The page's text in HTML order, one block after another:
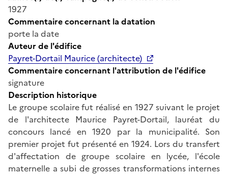
1927
Commentaire concernant la datation
porte la date
Auteur de l'édifice
Payret-Dortail Maurice (architecte)
Commentaire concernant l'attribution de l'édifice
signature
Description historique
Le groupe scolaire fut réalisé en 1927 suivant le projet
de l'architecte Maurice Payret-Dortail, lauréat du
concours lancé en 1920 par la municipalité. Son
premier projet fut présenté en 1924. Lors du transfert
d'affectation de groupe scolaire en lycée, l'école
maternelle a subi de grosses transformations internes